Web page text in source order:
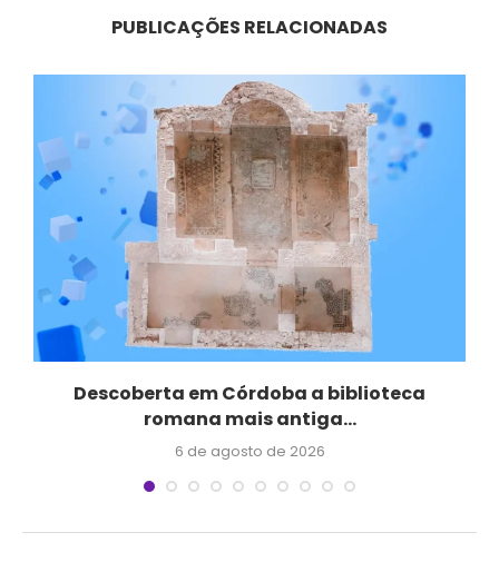
PUBLICAÇÕES RELACIONADAS
Descoberta em Córdoba a biblioteca
romana mais antiga...
6 de agosto de 2026